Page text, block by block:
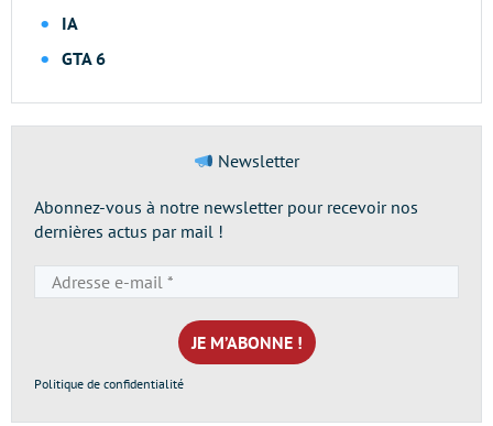
IA
GTA 6
Newsletter
Abonnez-vous à notre newsletter pour recevoir nos
dernières actus par mail !
e-
mail
*
Politique de confidentialité